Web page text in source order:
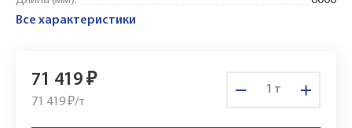
Все характеристики
71 419 ₽
71 419 ₽/т
т